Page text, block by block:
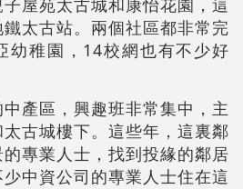
屋苑太古城和康怡花園，這
太古站。兩個社區都非常完
幼稚園，14校網也有不少好
產區，興趣班非常集中，主
古城樓下。這些年，這裏鄰
專業人士，找到投緣的鄰居
中資公司的專業人士住在這